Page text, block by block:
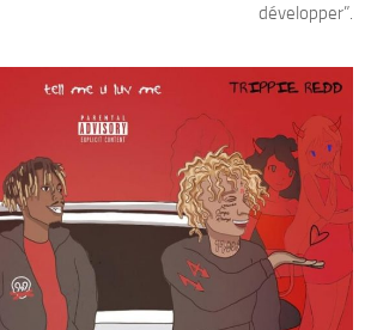
développer”.